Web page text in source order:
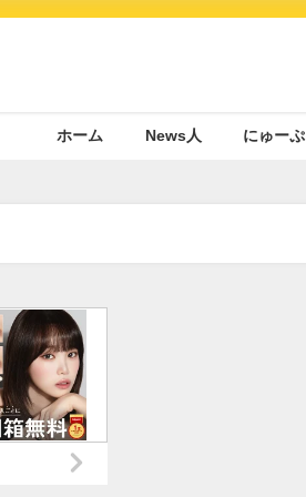
ホーム News人 にゅー